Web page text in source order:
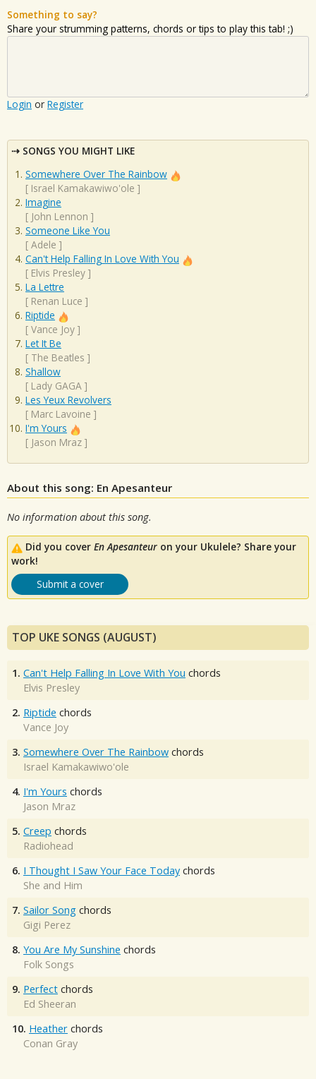
Something to say?
Share your strumming patterns, chords or tips to play this tab! ;)
Login or Register
SONGS YOU MIGHT LIKE
Somewhere Over The Rainbow
[ Israel Kamakawiwo'ole ]
Imagine
[ John Lennon ]
Someone Like You
[ Adele ]
Can't Help Falling In Love With You
[ Elvis Presley ]
La Lettre
[ Renan Luce ]
Riptide
[ Vance Joy ]
Let It Be
[ The Beatles ]
Shallow
[ Lady GAGA ]
Les Yeux Revolvers
[ Marc Lavoine ]
I'm Yours
[ Jason Mraz ]
About this song: En Apesanteur
No information about this song.
Did you cover En Apesanteur on your Ukulele? Share your
work!
Submit a cover
TOP UKE SONGS (AUGUST)
1. Can't Help Falling In Love With You chords
Elvis Presley
2. Riptide chords
Vance Joy
3. Somewhere Over The Rainbow chords
Israel Kamakawiwo'ole
4. I'm Yours chords
Jason Mraz
5. Creep chords
Radiohead
6. I Thought I Saw Your Face Today chords
She and Him
7. Sailor Song chords
Gigi Perez
8. You Are My Sunshine chords
Folk Songs
9. Perfect chords
Ed Sheeran
10. Heather chords
Conan Gray